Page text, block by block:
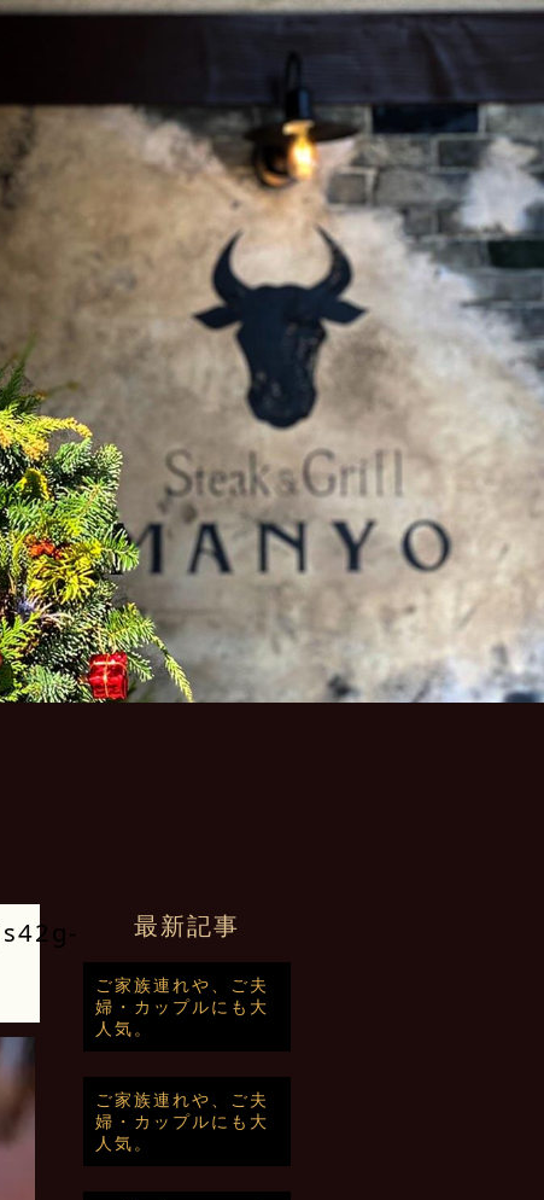
最新記事
ご家族連れや、ご夫
婦・カップルにも大
人気。
ご家族連れや、ご夫
婦・カップルにも大
人気。